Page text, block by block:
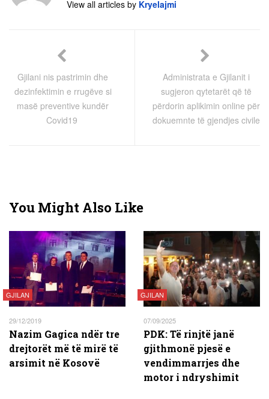
View all articles by Kryelajmi
Gjilani nis pastrimin dhe
dezinfektimin e rrugëve si
masë preventive kundër
Covid19
Administrata e Gjilanit i
sugjeron qytetarët që të
përdorin aplikimin online për
dokuemnte të gjendjes civile
You Might Also Like
GJILAN
29/12/2019
Nazim Gagica ndër tre
drejtorët më të mirë të
arsimit në Kosovë
GJILAN
07/09/2025
PDK: Të rinjtë janë
gjithmonë pjesë e
vendimmarrjes dhe
motor i ndryshimit